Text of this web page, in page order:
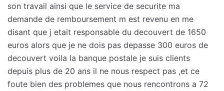
son travail ainsi que le service de securite ma
demande de remboursement m est revenu en me
disant que j etait responsable du decouvert de 1650
euros alors que je ne dois pas depasse 300 euros de
decouvert voila la banque postale je suis clients
depuis plus de 20 ans il ne nous respect pas ,et ce
foute bien des problemes que nous rencontrons a 72